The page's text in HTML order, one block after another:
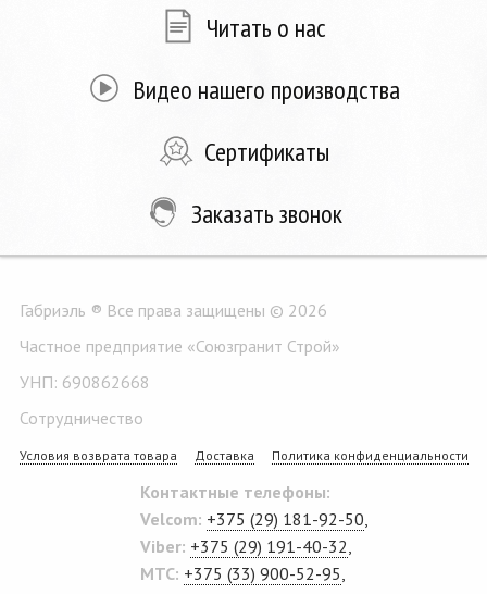
Читать о нас
Видео нашего производства
Сертификаты
Заказать звонок
Габриэль ® Все права защищены © 2026
Частное предприятие «Союзгранит Строй»
УНП: 690862668
Сотрудничество
Условия возврата товара Доставка Политика конфиденциальности
Контактные телефоны:
Velcom: +375 (29) 181-92-50,
Viber: +375 (29) 191-40-32,
MTC: +375 (33) 900-52-95,